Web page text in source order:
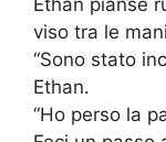
Ethan pianse
viso tra le
“Sono stato
Ethan.
“Ho perso la